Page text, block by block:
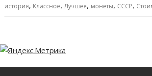
история, Классное,Лучшее, монеты, СССР,